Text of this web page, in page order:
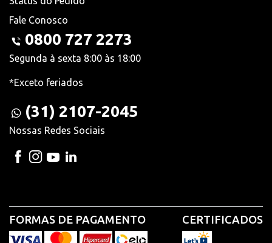
Fale Conosco
0800 727 2273
Segunda à sexta 8:00 às 18:00
*Exceto feriados
(31) 2107-2045
Nossas Redes Sociais
FORMAS DE PAGAMENTO CERTIFICADOS